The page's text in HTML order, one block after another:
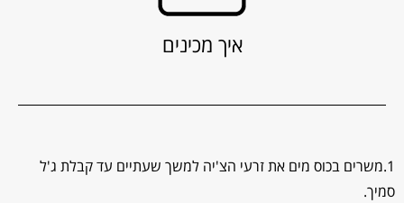
איך מכינים
1.משרים בכוס מים את זרעי הצ'יה למשך שעתיים עד קבלת ג'ל
סמיך.